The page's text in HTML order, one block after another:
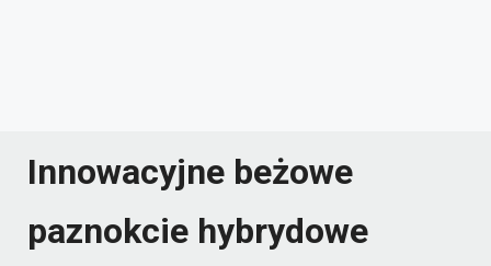
Innowacyjne beżowe
paznokcie hybrydowe